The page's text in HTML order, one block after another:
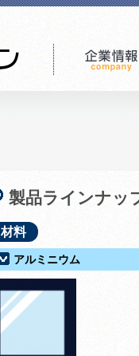
製品ラインナッ
材料
アルミニウム